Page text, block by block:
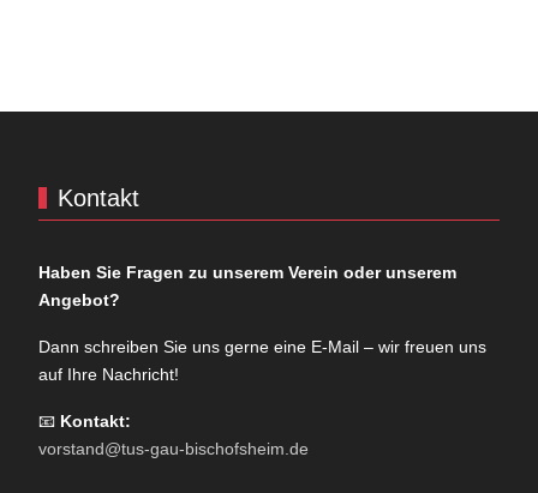
Kontakt
Haben Sie Fragen zu unserem Verein oder unserem
Angebot?
Dann schreiben Sie uns gerne eine E-Mail – wir freuen uns
auf Ihre Nachricht!
📧 Kontakt:
vorstand@tus-gau-bischofsheim.de